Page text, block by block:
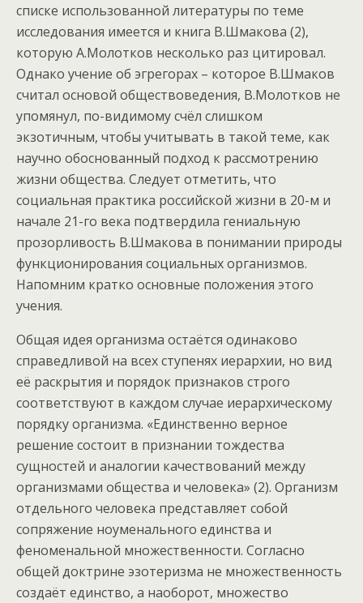
списке использованной литературы по теме
исследования имеется и книга В.Шмакова (2),
которую А.Молотков несколько раз цитировал.
Однако учение об эгрегорах – которое В.Шмаков
считал основой обществоведения, В.Молотков не
упомянул, по-видимому счёл слишком
экзотичным, чтобы учитывать в такой теме, как
научно обоснованный подход к рассмотрению
жизни общества. Следует отметить, что
социальная практика российской жизни в 20-м и
начале 21-го века подтвердила гениальную
прозорливость В.Шмакова в понимании природы
функционирования социальных организмов.
Напомним кратко основные положения этого
учения.
Общая идея организма остаётся одинаково
справедливой на всех ступенях иерархии, но вид
её раскрытия и порядок признаков строго
соответствуют в каждом случае иерархическому
порядку организма. «Единственно верное
решение состоит в признании тождества
сущностей и аналогии качествований между
организмами общества и человека» (2). Организм
отдельного человека представляет собой
сопряжение ноуменального единства и
феноменальной множественности. Согласно
общей доктрине эзотеризма не множественность
создаёт единство, а наоборот, множество